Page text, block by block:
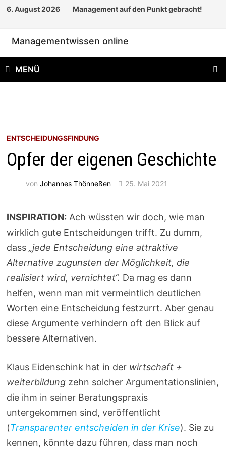
Zum
6. August 2026 Management auf den Punkt gebracht!
Managementwissen online
MENÜ
ENTSCHEIDUNGSFINDUNG
Opfer der eigenen Geschichte
vonJohannes Thönneßen 25. Mai 2021
INSPIRATION: Ach wüssten wir doch, wie man
wirklich gute Entscheidungen trifft. Zu dumm,
dass„jede Entscheidung eine attraktive
Alternative zugunsten der Möglichkeit, die
realisiert wird, vernichtet“. Da mag es dann
helfen, wenn man mit vermeintlich deutlichen
Worten eine Entscheidung festzurrt. Aber genau
diese Argumente verhindern oft den Blick auf
bessere Alternativen.
Klaus Eidenschink hat in der wirtschaft +
weiterbildung zehn solcher Argumentationslinien,
die ihm in seiner Beratungspraxis
untergekommen sind, veröffentlicht
(Transparenter entscheiden in der Krise). Sie zu
kennen, könnte dazu führen, dass man noch